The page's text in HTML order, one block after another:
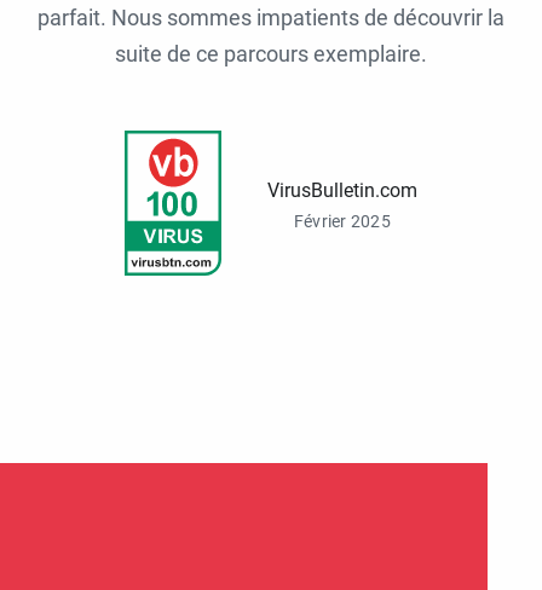
parfait. Nous sommes impatients de découvrir la
suite de ce parcours exemplaire.
VirusBulletin.com
Février 2025